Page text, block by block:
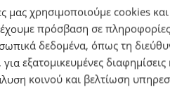
μας χρησιμοποιούμε cookies
πρόσβαση σε
δεδομένα, όπως τη
εξατομικευμένες
κοινού και βελτίωση